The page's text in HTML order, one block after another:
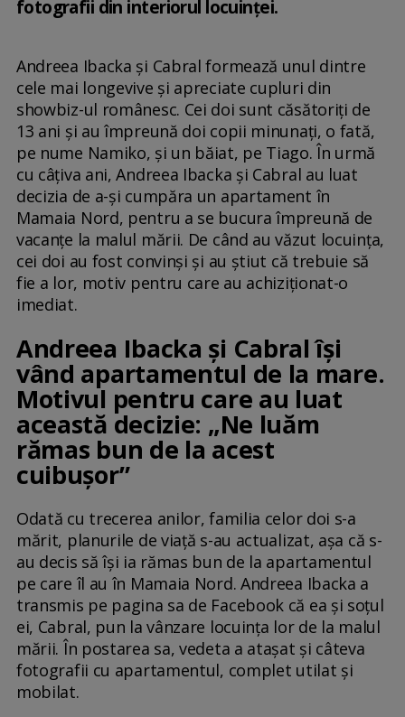
fotografii din interiorul locuinței.
Andreea Ibacka și Cabral formează unul dintre
cele mai longevive și apreciate cupluri din
showbiz-ul românesc. Cei doi sunt căsătoriți de
13 ani și au împreună doi copii minunați, o fată,
pe nume Namiko, și un băiat, pe Tiago. În urmă
cu câțiva ani, Andreea Ibacka și Cabral au luat
decizia de a-și cumpăra un apartament în
Mamaia Nord, pentru a se bucura împreună de
vacanțe la malul mării. De când au văzut locuința,
cei doi au fost convinși și au știut că trebuie să
fie a lor, motiv pentru care au achiziționat-o
imediat.
Andreea Ibacka și Cabral își
vând apartamentul de la mare.
Motivul pentru care au luat
această decizie: „Ne luăm
rămas bun de la acest
cuibușor”
Odată cu trecerea anilor, familia celor doi s-a
mărit, planurile de viață s-au actualizat, așa că s-
au decis să își ia rămas bun de la apartamentul
pe care îl au în Mamaia Nord. Andreea Ibacka a
transmis pe pagina sa de Facebook că ea și soțul
ei, Cabral, pun la vânzare locuința lor de la malul
mării. În postarea sa, vedeta a atașat și câteva
fotografii cu apartamentul, complet utilat și
mobilat.